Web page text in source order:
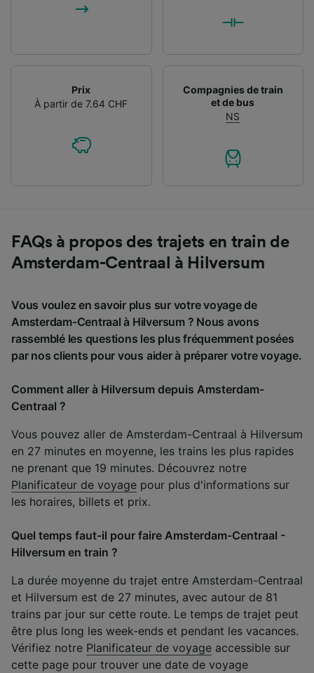
Prix
À partir de 7.64 CHF
Compagnies de train
et de bus
NS
FAQs à propos des trajets en train de
Amsterdam-Centraal à Hilversum
Vous voulez en savoir plus sur votre voyage de
Amsterdam-Centraal à Hilversum ? Nous avons
rassemblé les questions les plus fréquemment posées
par nos clients pour vous aider à préparer votre voyage.
Comment aller à Hilversum depuis Amsterdam-
Centraal ?
Vous pouvez aller de Amsterdam-Centraal à Hilversum
en 27 minutes en moyenne, les trains les plus rapides
ne prenant que 19 minutes. Découvrez notre
Planificateur de voyage pour plus d'informations sur
les horaires, billets et prix.
Quel temps faut-il pour faire Amsterdam-Centraal -
Hilversum en train ?
La durée moyenne du trajet entre Amsterdam-Centraal
et Hilversum est de 27 minutes, avec autour de 81
trains par jour sur cette route. Le temps de trajet peut
être plus long les week-ends et pendant les vacances.
Vérifiez notre Planificateur de voyage accessible sur
cette page pour trouver une date de voyage